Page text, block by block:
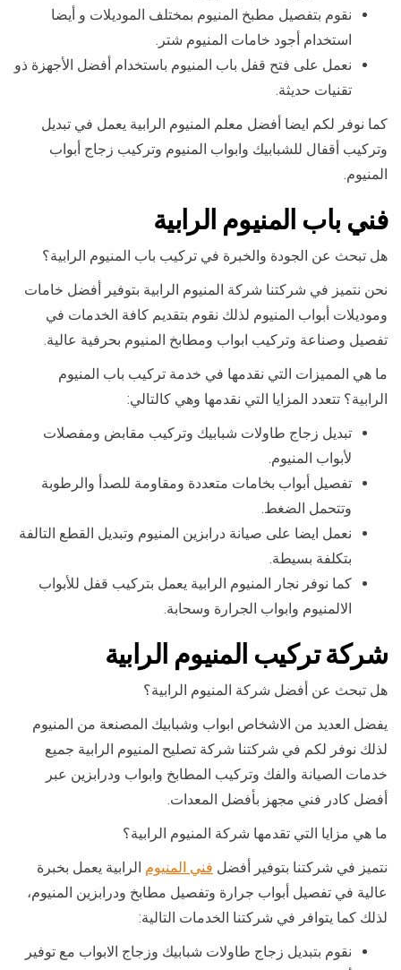
نقوم بتفصيل مطبخ المنيوم بمختلف الموديلات و أيضا
استخدام أجود خامات المنيوم شتر.
نعمل على فتح قفل باب المنيوم باستخدام أفضل الأجهزة ذو
تقنيات حديثة.
كما نوفر لكم ايضا أفضل معلم المنيوم الرابية يعمل في تبديل
وتركيب أقفال للشبابيك وابواب المنيوم وتركيب زجاج أبواب
المنيوم.
فني باب المنيوم الرابية
هل تبحث عن الجودة والخبرة في تركيب باب المنيوم الرابية؟
نحن نتميز في شركتنا شركة المنيوم الرابية بتوفير أفضل خامات
وموديلات أبواب المنيوم لذلك نقوم بتقديم كافة الخدمات في
تفصيل وصناعة وتركيب ابواب ومطابخ المنيوم بحرفية عالية.
ما هي المميزات التي نقدمها في خدمة تركيب باب المنيوم
الرابية؟ تتعدد المزايا التي نقدمها وهي كالتالي:
تبديل زجاج طاولات شبابيك وتركيب مقابض ومفصلات
لأبواب المنيوم.
تفصيل أبواب بخامات متعددة ومقاومة للصدأ والرطوبة
وتتحمل الضغط.
نعمل ايضا على صيانة درابزين المنيوم وتبديل القطع التالفة
بتكلفة بسيطة.
كما نوفر نجار المنيوم الرابية يعمل بتركيب قفل للأبواب
الالمنيوم وابواب الجرارة وسحابة.
شركة تركيب المنيوم الرابية
هل تبحث عن أفضل شركة المنيوم الرابية؟
يفضل العديد من الاشخاص ابواب وشبابيك المصنعة من المنيوم
لذلك نوفر لكم في شركتنا شركة تصليح المنيوم الرابية جميع
خدمات الصيانة والفك وتركيب المطابخ وابواب ودرابزين عبر
أفضل كادر فني مجهز بأفضل المعدات.
ما هي مزايا التي تقدمها شركة المنيوم الرابية؟
نتميز في شركتنا بتوفير أفضل فني المنيوم الرابية يعمل بخبرة
عالية في تفصيل أبواب جرارة وتفصيل مطابخ ودرابزين المنيوم،
لذلك كما يتوافر في شركتنا الخدمات التالية:
نقوم بتبديل زجاج طاولات شبابيك وزجاج الابواب مع توفير